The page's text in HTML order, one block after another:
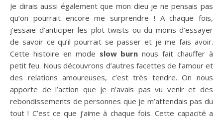
Je dirais aussi également que mon dieu je ne pensais pas
qu’on pourrait encore me surprendre ! A chaque fois,
j’essaie d’anticiper les plot twists ou du moins d’essayer
de savoir ce qu’il pourrait se passer et je me fais avoir.
Cette histoire en mode slow burn nous fait chauffer à
petit feu. Nous découvrons d’autres facettes de l’amour et
des relations amoureuses, c’est très tendre. On nous
apporte de l’action que je n’avais pas vu venir et des
rebondissements de personnes que je m’attendais pas du
tout ! C’est ce que j’aime à chaque fois. Cette capacité a